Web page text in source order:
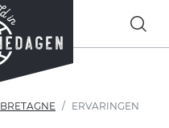
BRETAGNE ERVARINGEN